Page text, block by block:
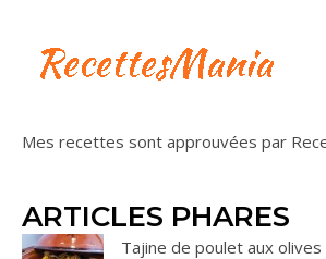
Mes recettes sont approuvées par
ARTICLES PHARES
Tajine de poulet aux